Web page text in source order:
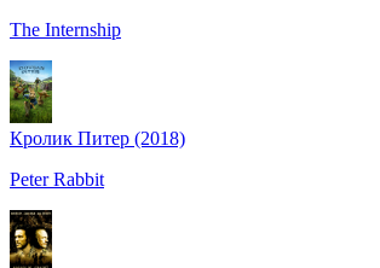
The Internship
Кролик Питер (2018)
Peter Rabbit